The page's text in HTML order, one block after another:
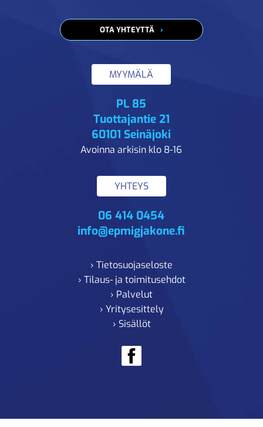
OTA YHTEYTTÄ
MYYMÄLÄ
PL 85
Tuottajantie 21
60101 Seinäjoki
Avoinna arkisin klo 8-16
YHTEYS
06 414 0454
info@epmigjakone.fi
› Tietosuojaseloste
› Tilaus- ja toimitusehdot
› Palvelut
› Yritysesittely
› Sisällöt